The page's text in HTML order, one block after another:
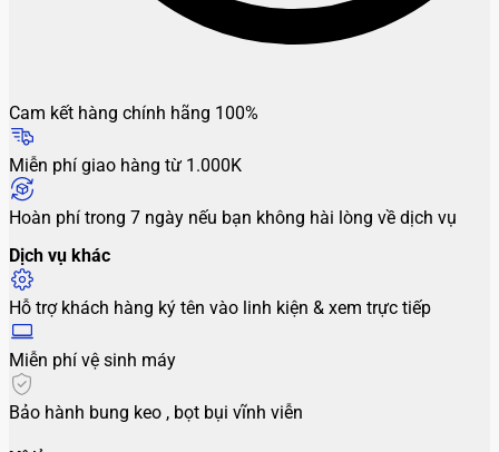
Cam kết hàng chính hãng 100%
Miễn phí giao hàng từ 1.000K
Hoàn phí trong 7 ngày nếu bạn không hài lòng về dịch vụ
Dịch vụ khác
Hỗ trợ khách hàng ký tên vào linh kiện & xem trực tiếp
Miễn phí vệ sinh máy
Bảo hành bung keo , bọt bụi vĩnh viễn